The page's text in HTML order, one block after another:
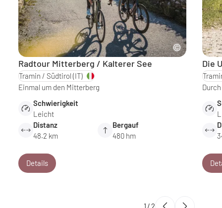
Radtour Mitterberg / Kalterer See
Tramin / Südtirol (IT)
Einmal um den Mitterberg
Schwierigkeit
Leicht
Distanz
48.2 km
Bergauf
480 hm
Details
Die
1 / 2